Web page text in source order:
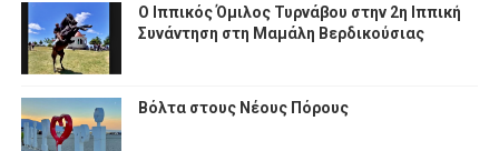
Ο Ιππικός Όμιλος Τυρνάβου στην 2η Ιππική
Συνάντηση στη Μαμάλη Βερδικούσιας
Βόλτα στους Νέους Πόρους